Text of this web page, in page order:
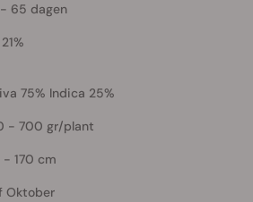
65 dagen
75% Indica 25%
- 700 gr/plant
- 170 cm
Oktober